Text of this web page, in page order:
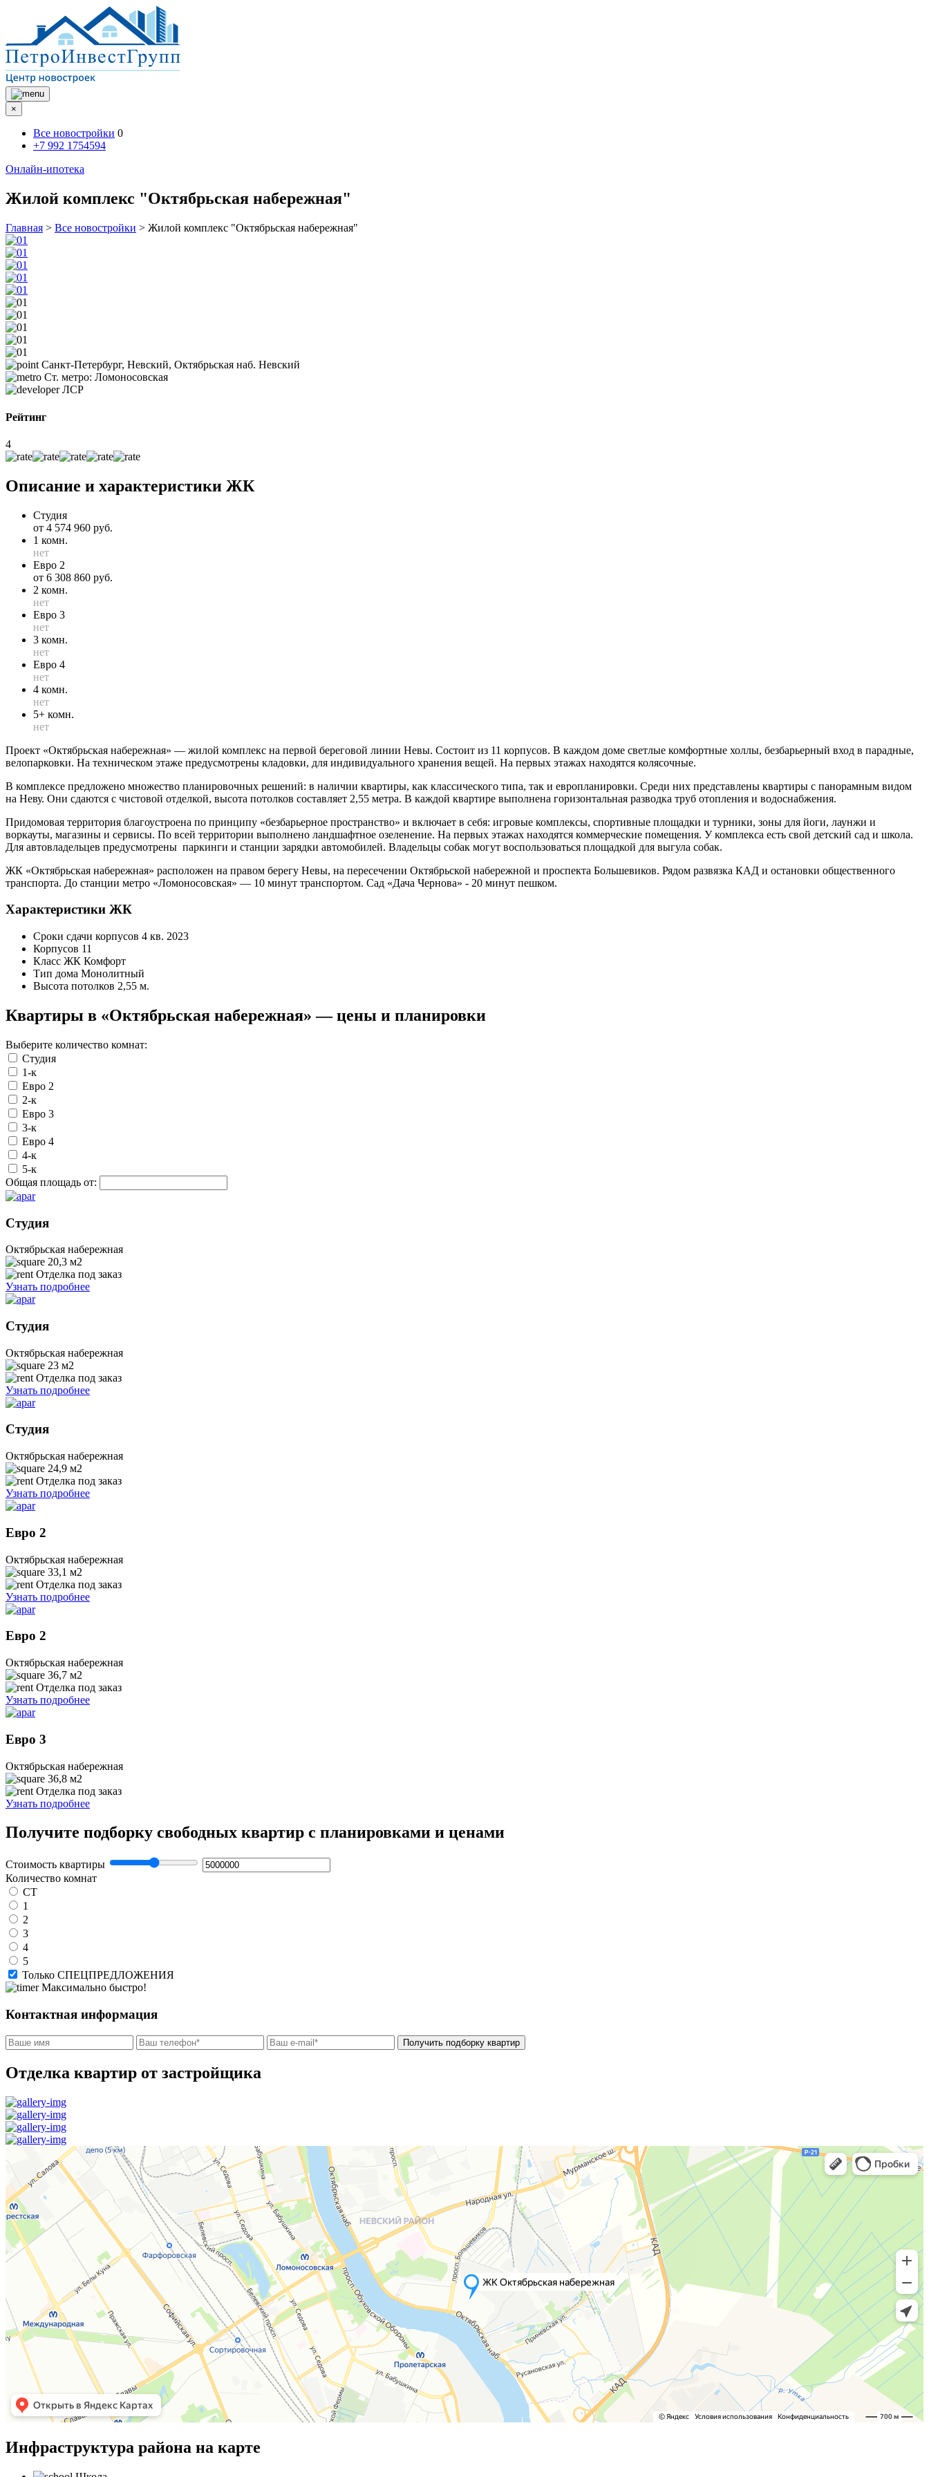
×
Все новостройки 0
+7 992 1754594
Онлайн-ипотека
Жилой комплекс "Октябрьская набережная"
Главная > Все новостройки > Жилой комплекс "Октябрьская набережная"
Санкт-Петербург, Невский, Октябрьская наб. Невский
Ст. метро: Ломоносовская
ЛСР
Рейтинг
4
Описание и характеристики ЖК
Студия
от 4 574 960 руб.
1 комн.
нет
Евро 2
от 6 308 860 руб.
2 комн.
нет
Евро 3
нет
3 комн.
нет
Евро 4
нет
4 комн.
нет
5+ комн.
нет
Проект «Октябрьская набережная» — жилой комплекс на первой береговой линии Невы. Состоит из 11 корпусов. В каждом доме светлые комфортные холлы, безбарьерный вход в парадные,
велопарковки. На техническом этаже предусмотрены кладовки, для индивидуального хранения вещей. На первых этажах находятся колясочные.
В комплексе предложено множество планировочных решений: в наличии квартиры, как классического типа, так и европланировки. Среди них представлены квартиры с панорамным видом
на Неву. Они сдаются с чистовой отделкой, высота потолков составляет 2,55 метра. В каждой квартире выполнена горизонтальная разводка труб отопления и водоснабжения.
Придомовая территория благоустроена по принципу «безбарьерное пространство» и включает в себя: игровые комплексы, спортивные площадки и турники, зоны для йоги, лаунжи и
воркауты, магазины и сервисы. По всей территории выполнено ландшафтное озеленение. На первых этажах находятся коммерческие помещения. У комплекса есть свой детский сад и школа.
Для автовладельцев предусмотрены паркинги и станции зарядки автомобилей. Владельцы собак могут воспользоваться площадкой для выгула собак.
ЖК «Октябрьская набережная» расположен на правом берегу Невы, на пересечении Октябрьской набережной и проспекта Большевиков. Рядом развязка КАД и остановки общественного
транспорта. До станции метро «Ломоносовская» — 10 минут транспортом. Сад «Дача Чернова» - 20 минут пешком.
Характеристики ЖК
Сроки сдачи корпусов 4 кв. 2023
Корпусов 11
Класс ЖК Комфорт
Тип дома Монолитный
Высота потолков 2,55 м.
Квартиры в «Октябрьская набережная» — цены и планировки
Выберите количество комнат:
Студия
1-к
Евро 2
2-к
Евро 3
3-к
Евро 4
4-к
5-к
Общая площадь от:
Студия
Октябрьская набережная
20,3 м2
Отделка под заказ
Узнать подробнее
Студия
Октябрьская набережная
23 м2
Отделка под заказ
Узнать подробнее
Студия
Октябрьская набережная
24,9 м2
Отделка под заказ
Узнать подробнее
Евро 2
Октябрьская набережная
33,1 м2
Отделка под заказ
Узнать подробнее
Евро 2
Октябрьская набережная
36,7 м2
Отделка под заказ
Узнать подробнее
Евро 3
Октябрьская набережная
36,8 м2
Отделка под заказ
Узнать подробнее
Получите подборку свободных квартир с планировками и ценами
Стоимость квартиры
Количество комнат
СТ
1
2
3
4
5
Только СПЕЦПРЕДЛОЖЕНИЯ
Максимально быстро!
Контактная информация
Получить подборку квартир
Отделка квартир от застройщика
Инфраструктура района на карте